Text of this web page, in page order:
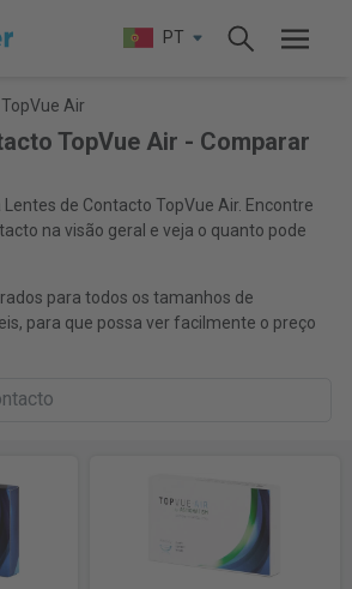
PT
TopVue Air
TopVue Air - Comparar
de Contacto TopVue Air. Encontre
na visão geral e veja o quanto pode
para todos os tamanhos de
para que possa ver facilmente o preço